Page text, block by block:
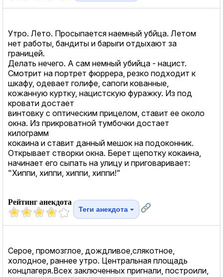
Утро. Лето. Просыпается наемный убйца. Летом
нет работы, бандиты и барыги отдыхают за
границей.
Делать нечего. А сам немный убийца - нацист.
Смотрит на портрет фюррера, резко подходит к
шкафу, одевает голифе, сапоги кованные,
кожанную куртку, нацистскую фуражку. Из под
кровати достает
винтовку с оптическим прицелом, ставит ее около
окна. Из прикроватной тумбочки достает
килограмм
кокаина и ставит данный мешок на подоконник.
Открывает створки окна. Берет щепотку кокаина,
начинает его сыпать на улицу и приговаривает:
"Хиппи, хиппи, хиппи, хиппи!"
Рейтинг анекдота
Теги анекдота
Серое, промозглое, дождливое,слякотное,
холодное, раннее утро. Центральная площадь
концлагеря.Всех заключенных пригнали, построили,